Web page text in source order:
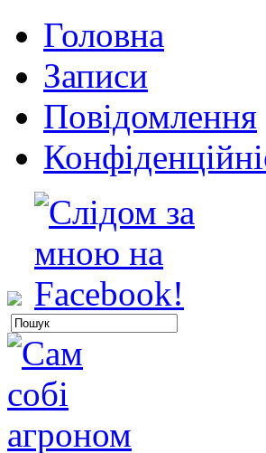
Головна
Записи
Повідомлення